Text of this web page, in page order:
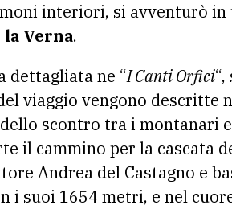
interiori, si avventurò
Verna.
dettagliata ne “I Canti Orfici
viaggio vengono descritte
scontro tra i montanari
il cammino per la cascata
Andrea del Castagno e
i suoi 1654 metri, e nel